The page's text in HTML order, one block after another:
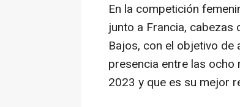
En la competición
junto a Francia, cabezas
Bajos, con el objetivo
presencia entre las
2023 y que es su mejor